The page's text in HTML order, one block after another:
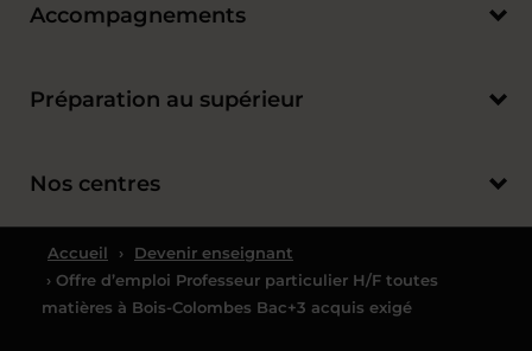
Accompagnements
Préparation au supérieur
Nos centres
Accueil ›
Devenir enseignant
› Offre d’emploi Professeur particulier H/F toutes
matières à Bois-Colombes Bac+3 acquis exigé